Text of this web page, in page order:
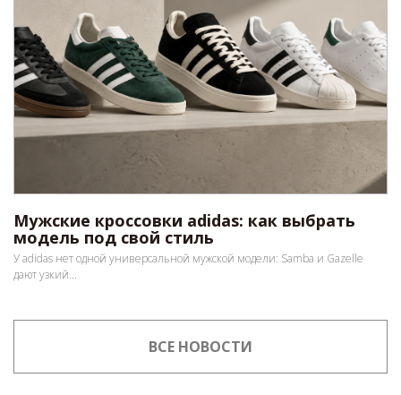
Мужские кроссовки adidas: как выбрать
модель под свой стиль
У adidas нет одной универсальной мужской модели: Samba и Gazelle
дают узкий...
ВСЕ НОВОСТИ